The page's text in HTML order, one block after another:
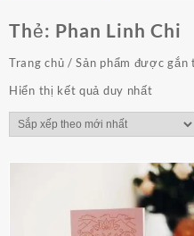
Thẻ: Phan Linh Chi
Trang chủ / Sản phẩm được gắn
Hiển thị kết quả duy nhất